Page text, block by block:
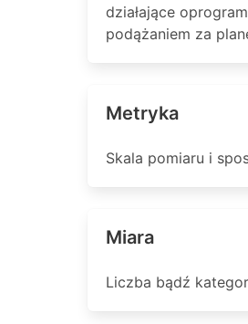
działające
podążaniem za
Metryka
Skala pomiaru i
Miara
Liczba bądź